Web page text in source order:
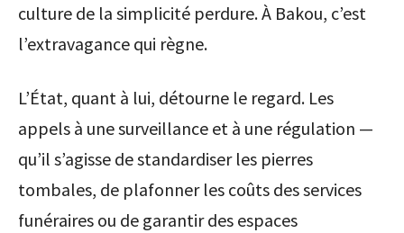
culture de la simplicité perdure. À Bakou, c’est
l’extravagance qui règne.
L’État, quant à lui, détourne le regard. Les
appels à une surveillance et à une régulation —
qu’il s’agisse de standardiser les pierres
tombales, de plafonner les coûts des services
funéraires ou de garantir des espaces